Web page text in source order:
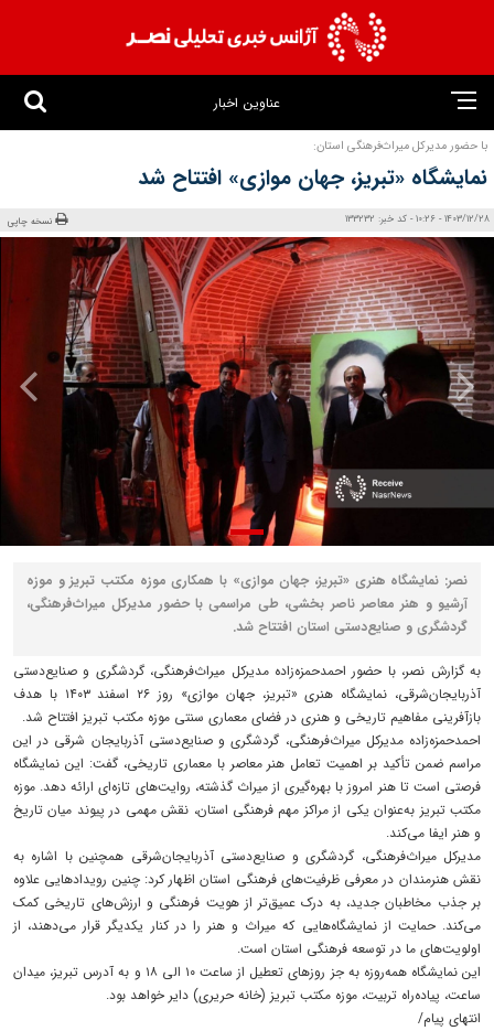
عناوین اخبار
با حضور مدیرکل میراث‌فرهنگی استان:
نمایشگاه «تبریز، جهان موازی» افتتاح شد
1403/12/28 - 10:26 - کد خبر: 133232 نسخه چاپی
نصر: نمایشگاه هنری «تبریز، جهان موازی» با همکاری موزه مکتب تبریز و موزه
آرشیو و هنر معاصر ناصر بخشی، طی مراسمی با حضور مدیرکل میراث‌فرهنگی،
گردشگری و صنایع‌دستی استان افتتاح شد.
به گزارش نصر، با حضور احمدحمزه‌زاده مدیرکل میراث‌فرهنگی، گردشگری و صنایع‌دستی
آذربایجان‌شرقی، نمایشگاه هنری «تبریز، جهان موازی» روز ۲۶ اسفند ۱۴۰۳ با هدف
بازآفرینی مفاهیم تاریخی و هنری در فضای معماری سنتی موزه مکتب تبریز افتتاح شد.
احمدحمزه‌زاده مدیرکل میراث‌فرهنگی، گردشگری و صنایع‌دستی آذربایجان شرقی در این
مراسم ضمن تأکید بر اهمیت تعامل هنر معاصر با معماری تاریخی، گفت: این نمایشگاه
فرصتی است تا هنر امروز با بهره‌گیری از میراث گذشته، روایت‌های تازه‌ای ارائه دهد. موزه
مکتب تبریز به‌عنوان یکی از مراکز مهم فرهنگی استان، نقش مهمی در پیوند میان تاریخ
و هنر ایفا می‌کند.
مدیرکل میراث‌فرهنگی، گردشگری و صنایع‌دستی آذربایجان‌شرقی همچنین با اشاره به
نقش هنرمندان در معرفی ظرفیت‌های فرهنگی استان اظهار کرد: چنین رویدادهایی علاوه
بر جذب مخاطبان جدید، به درک عمیق‌تر از هویت فرهنگی و ارزش‌های تاریخی کمک
می‌کند. حمایت از نمایشگاه‌هایی که میراث و هنر را در کنار یکدیگر قرار می‌دهند، از
اولویت‌های ما در توسعه فرهنگی استان است.
این نمایشگاه همه‌روزه به جز روزهای تعطیل از ساعت ۱۰ الی ۱۸ و به آدرس تبریز، میدان
ساعت، پیاده‌راه تربیت، موزه مکتب تبریز (خانه حریری) دایر خواهد بود.
انتهای پیام/